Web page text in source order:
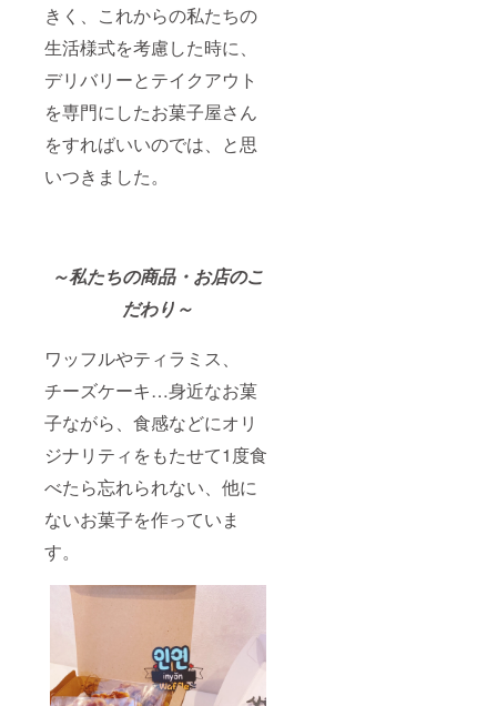
きく、これからの私たちの
生活様式を考慮した時に、
デリバリーとテイクアウト
を専門にしたお菓子屋さん
をすればいいのでは、と思
いつきました。
～私たちの商品・お店のこ
だわり～
ワッフルやティラミス、
チーズケーキ…身近なお菓
子ながら、食感などにオリ
ジナリティをもたせて1度食
べたら忘れられない、他に
ないお菓子を作っていま
す。